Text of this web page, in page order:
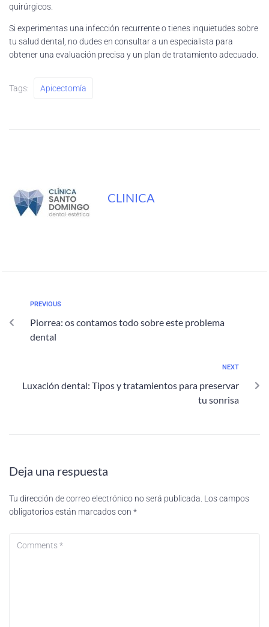
quirúrgicos.
Si experimentas una infección recurrente o tienes inquietudes sobre
tu salud dental, no dudes en consultar a un especialista para
obtener una evaluación precisa y un plan de tratamiento adecuado.
Tags: Apicectomía
CLINICA
PREVIOUS
Piorrea: os contamos todo sobre este problema
dental
NEXT
Luxación dental: Tipos y tratamientos para preservar
tu sonrisa
Deja una respuesta
Tu dirección de correo electrónico no será publicada. Los campos
obligatorios están marcados con *